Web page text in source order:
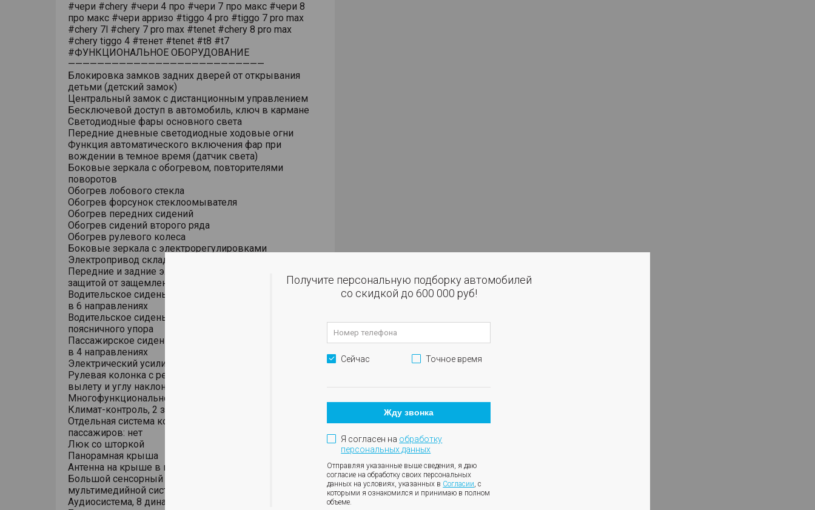
#чери #chery #чери 4 про #чери 7 про макс #чери 8
про макс #чери арризо #tiggo 4 pro #tiggo 7 pro max
#chery 7l #chery 7 pro max #tenet #chery 8 pro max
#chery tiggo 4 #тенет #tenet #t8 #t7
#ФУНКЦИОНАЛЬНОЕ ОБОРУДОВАНИЕ
———————————————————————————
Блокировка замков задних дверей от открывания
детьми (детский замок)
Центральный замок с дистанционным управлением
Бесключевой доступ в автомобиль, ключ в кармане
Светодиодные фары основного света
Передние дневные светодиодные ходовые огни
Функция автоматического включения фар при
вождении в темное время (датчик света)
Боковые зеркала с обогревом, повторителями
поворотов
Обогрев лобового стекла
Обогрев форсунок стеклоомывателя
Обогрев передних сидений
Обогрев сидений второго ряда
Обогрев рулевого колеса
Боковые зеркала с электрорегулировками
Электропривод складывания боковых зеркал
Передние и задние электростеклоподъемники с
защитой от защемления, авто
Водительское сиденье с электрической регулировкой
в 6 направлениях
Водительское сиденье с электрической регулировкой
поясничного упора
Пассажирское сиденье с электрической регулировкой
в 4 направлениях
Электрический усилитель рулевого управления
Рулевая колонка с регулировкой в 4 направлениях (по
вылету и углу наклона)
Многофункциональное рулевое колесо
Климат-контроль, 2 зоны
Отдельная система кондиционирования для
пассажиров: нет
Люк со шторкой
Панорамная крыша
Антенна на крыше в виде плавника
Большой сенсорный емкостный дисплей
мультимедийной системы 15.6 дюйма, радиоприёмник
Аудиосистема, 8 динамиков
Получите персональную подборку автомобилей
со скидкой до 600 000 руб!
Сейчас Точное время
Жду звонка
Я согласен на обработку
персональных данных
Отправляя указанные выше сведения, я даю
согласие на обработку своих персональных
данных на условиях, указанных в Согласии, с
которыми я ознакомился и принимаю в полном
объеме.